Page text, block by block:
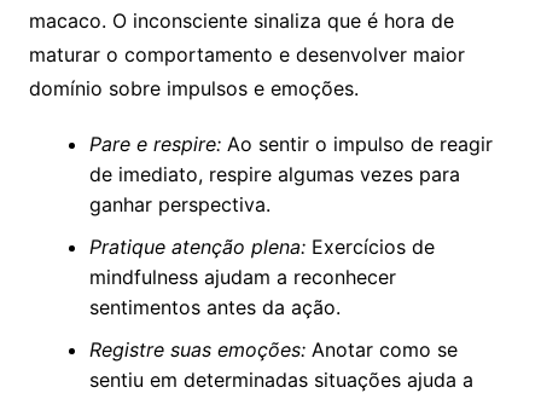
macaco. O inconsciente sinaliza que é hora de
maturar o comportamento e desenvolver maior
domínio sobre impulsos e emoções.
Pare e respire:Ao sentir o impulso de reagir
de imediato, respire algumas vezes para
ganhar perspectiva.
Pratique atenção plena:Exercícios de
mindfulness ajudam a reconhecer
sentimentos antes da ação.
Registre suas emoções:Anotar como se
sentiu em determinadas situações ajuda a